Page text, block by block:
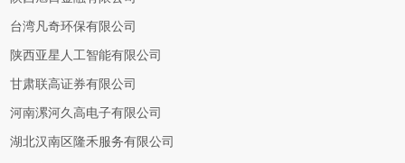
台湾凡奇环保有限公司
陕西亚星人工智能有限公司
甘肃联高证券有限公司
河南漯河久高电子有限公司
湖北汉南区隆禾服务有限公司